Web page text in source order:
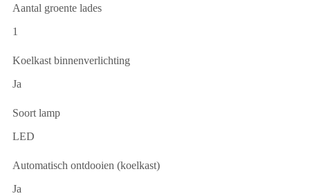
Aantal groente lades
1
Koelkast binnenverlichting
Ja
Soort lamp
LED
Automatisch ontdooien (koelkast)
Ja